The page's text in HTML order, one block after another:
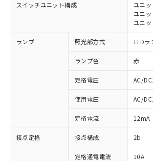
スイッチユニット構成
ユニ
ユニッ
ユニ
ランプ 照光部方式 LEDラ
ランプ色 赤
定格電圧 AC/
使用電圧 AC/
定格電流 12mA
接点定格 接点構成 2b
定格通電電流 10A
ご利用条件
対応済み：EU RoHS指令（10
非含有に対応した製品が提供可能な
対応予定：EU RoHS指令（10物質
有に対応した製品に切り替える予